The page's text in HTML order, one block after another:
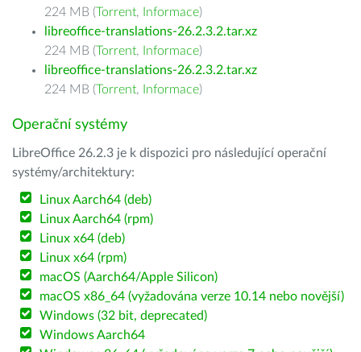
224 MB (Torrent, Informace)
libreoffice-translations-26.2.3.2.tar.xz
224 MB (Torrent, Informace)
libreoffice-translations-26.2.3.2.tar.xz
224 MB (Torrent, Informace)
Operační systémy
LibreOffice 26.2.3 je k dispozici pro následující operační
systémy/architektury:
Linux Aarch64 (deb)
Linux Aarch64 (rpm)
Linux x64 (deb)
Linux x64 (rpm)
macOS (Aarch64/Apple Silicon)
macOS x86_64 (vyžadována verze 10.14 nebo novější)
Windows (32 bit, deprecated)
Windows Aarch64